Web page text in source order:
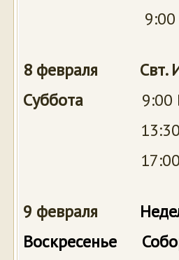
9:00
8 февраля Свт.
Суббота 9:00
13:30
17:00
9 февраля
Воскресенье